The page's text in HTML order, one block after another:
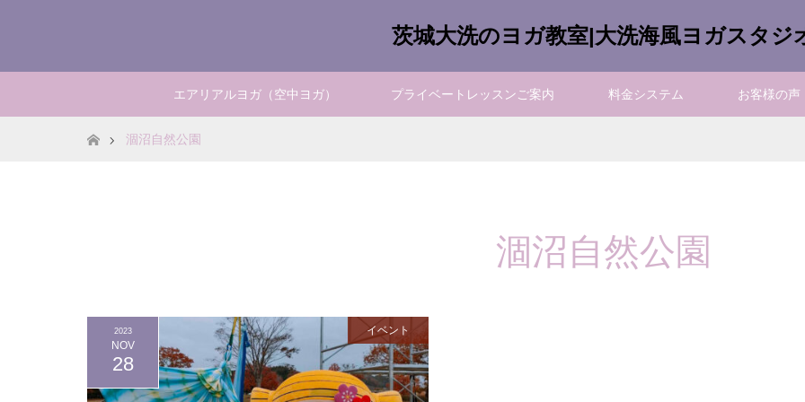
茨城大洗のヨガ教室|大洗海風ヨガスタジ
エアリアルヨガ（空中ヨガ） プライベートレッスンご案内 料金システム お客様の声
ホーム涸沼自然公園
涸沼自然公園
2023
NOV
28
イベント